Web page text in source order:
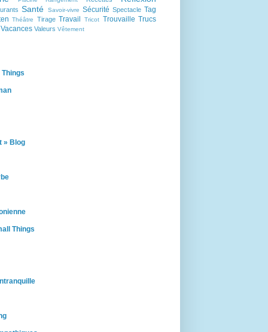
Santé Savoir-vivre Sécurité Spectacle Tag
Théâtre Tirage Travail Tricot Trouvaille Trucs
Vacances Valeurs Vêtement
» Blog
Things